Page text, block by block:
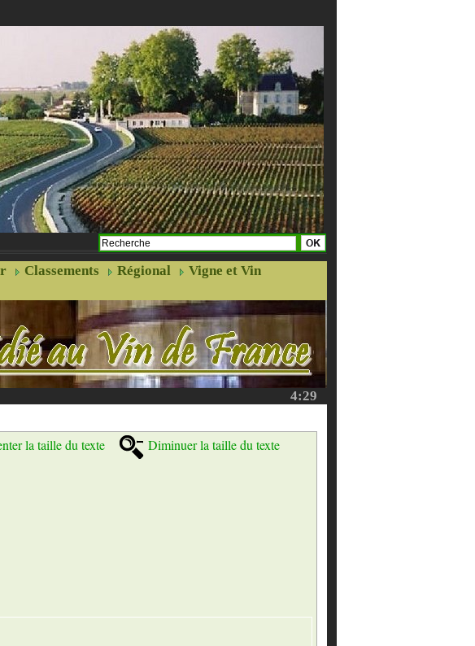
Classements Régional
Vigne et Vin
4:29
la taille du texte Diminuer la taille du texte